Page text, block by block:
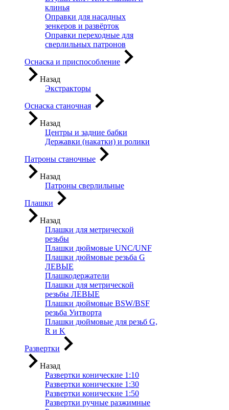
клинья
Оправки для насадных
зенкеров и развёрток
Оправки переходные для
сверлильных патронов
Оснаска и приспособление
Назад
Экстракторы
Оснаска станочная
Назад
Центры и задние бабки
Державки (накатки) и ролики
Патроны станочные
Назад
Патроны сверлильные
Плашки
Назад
Плашки для метрической
резьбы
Плашки дюймовые UNC/UNF
Плашки дюймовые резьба G
ЛЕВЫЕ
Плашкодержатели
Плашки для метрической
резьбы ЛЕВЫЕ
Плашки дюймовые BSW/BSF
резьба Уитворта
Плашки дюймовые для резьб G,
R и K
Развертки
Назад
Развертки конические 1:10
Развертки конические 1:30
Развертки конические 1:50
Развертки ручные разжимные